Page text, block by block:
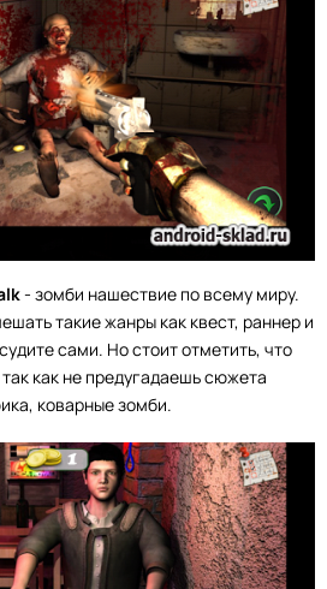
- зомби нашествие по всему миру.
такие жанры как квест, раннер и
сами. Но стоит отметить, что
как не предугадаешь сюжета
коварные зомби.